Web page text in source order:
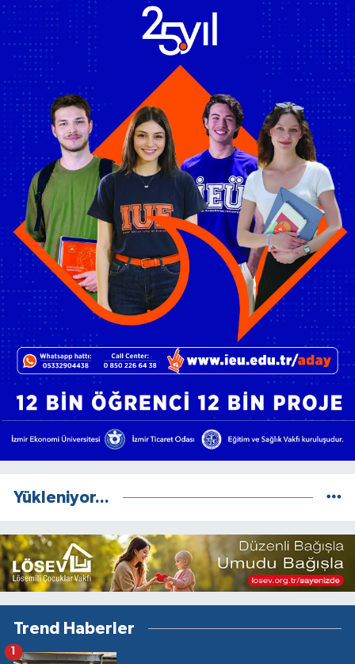
Yükleniyor...
Trend Haberler
1